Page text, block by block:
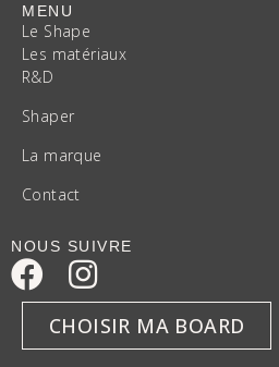
MENU
Le Shape
Les matériaux
R&D
Shaper
La marque
Contact
NOUS SUIVRE
CHOISIR MA BOARD